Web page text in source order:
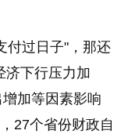
付过日子"，那还
济下行压力加
加等因素影响
27个省份财政自